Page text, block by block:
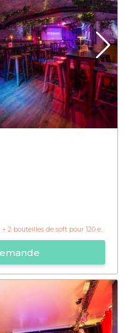
de soft pour 120 euros eu lieu de 150 euros